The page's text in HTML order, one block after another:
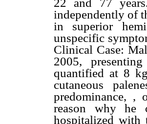
22 and 77
independently of
in superior
unspecific
Clinical Case:
2005,
quantified at 8
cutaneous
predominance, ,
reason why he
hospitalized with